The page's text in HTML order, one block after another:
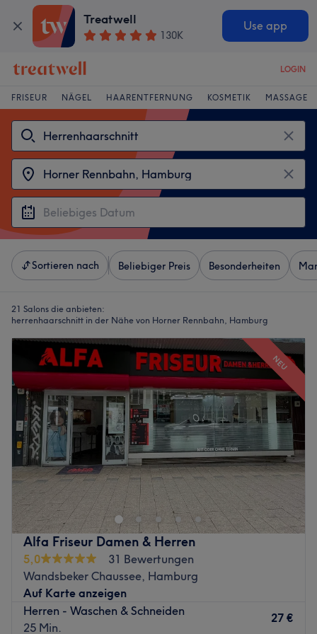
Treatwell
130K
Use app
LOGIN
FRISEUR NÄGEL HAARENTFERNUNG KOSMETIK MASSAGE
Sortieren nach Beliebiger Preis Besonderheiten
21 Salons die anbieten:
herrenhaarschnitt in der Nähe von Horner Rennbahn, Hamburg
NEU
Alfa Friseur Damen & Herren
5,0
31 Bewertungen
Wandsbeker Chaussee, Hamburg
Auf Karte anzeigen
Herren - Waschen & Schneiden
25 Min.
27 €